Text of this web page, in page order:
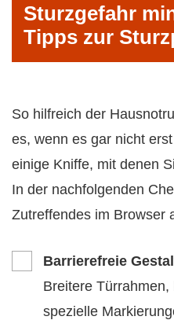
Sturzgefahr
Tipps zur
So hilfreich der
es, wenn es gar nicht
einige Kniffe, mit denen
In der nachfolgenden
Zutreffendes im Browser
Barrierefreie
Breitere
spezielle